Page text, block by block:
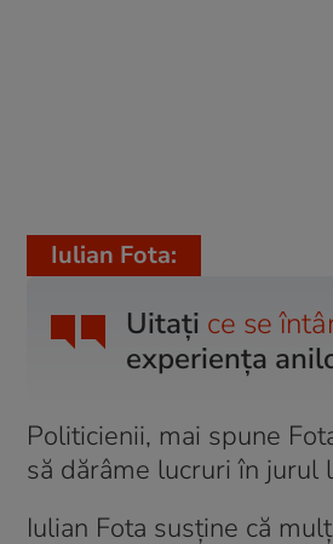
Uitați ce se
experiența
Iulian Fota:
Politicienii, mai spune
să dărâme lucruri în jurul
Iulian Fota susține că